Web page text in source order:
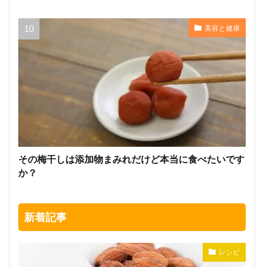
美容と健康
その梅干しは添加物まみれだけど本当に食べたいです
か？
新着記事
レシピ